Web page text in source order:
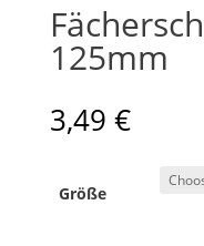
125mm
3,49 €
Größe